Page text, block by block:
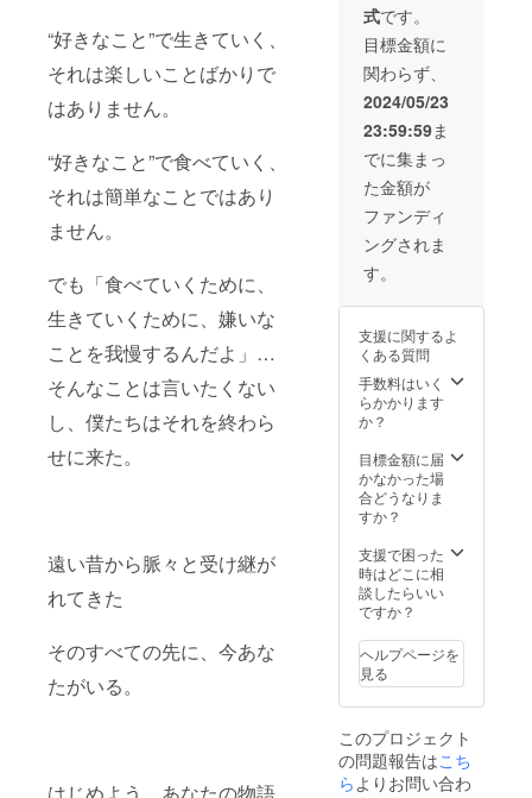
“好きなこと”で生きていく、
それは楽しいことばかりで
はありません。
“好きなこと”で食べていく、
それは簡単なことではあり
ません。
でも「食べていくために、
生きていくために、嫌いな
ことを我慢するんだよ」…
そんなことは言いたくない
し、僕たちはそれを終わら
せに来た。
遠い昔から脈々と受け継が
れてきた
そのすべての先に、今あな
たがいる。
間：6月
1日〜6
月14日
開催予
定：7月
8日〜7
月21日
開催場
所まで
は各自
ご準
備・ご
負担お
（駐車
場あ
り）。
詳細は
メール
にてご
ファン
タジー
がス
トー
リー
は、あ
なたと
とも
に、最
果てへ
と導
く。
ページ
ペー
末の
URLか
ら本編
に入り
ます。
バーは
Jimdo
さんを
使用。
的な更
新/領域
の展開
が可能
め、こ
の形を
採用し
ていま
式です。
目標金額に
関わらず、
2024/05/23
23:59:59ま
でに集まっ
た金額が
ファンディ
ングされま
す。
支援に関するよ
くある質問
手数料はいく
らかかります
か？
目標金額に届
かなかった場
合どうなりま
すか？
支援で困った
時はどこに相
談したらいい
ですか？
ヘルプページを
見る
このプロジェクト
の問題報告はこち
らよりお問い合わ